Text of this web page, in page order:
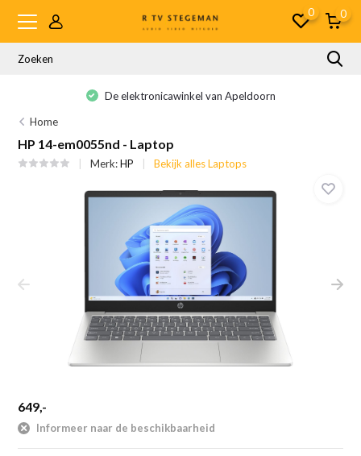
0 0
De elektronicawinkel van Apeldoorn
Home
HP 14-em0055nd - Laptop
Merk:HP Bekijk alles Laptops
649,-
Informeer naar de beschikbaarheid